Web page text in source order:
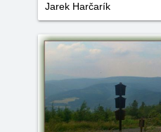
Jarek Harčarík